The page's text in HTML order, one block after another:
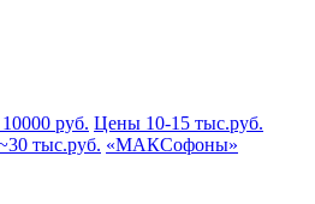
руб. Цены 10-15 тыс.руб.
тыс.руб. «МАКСофоны»